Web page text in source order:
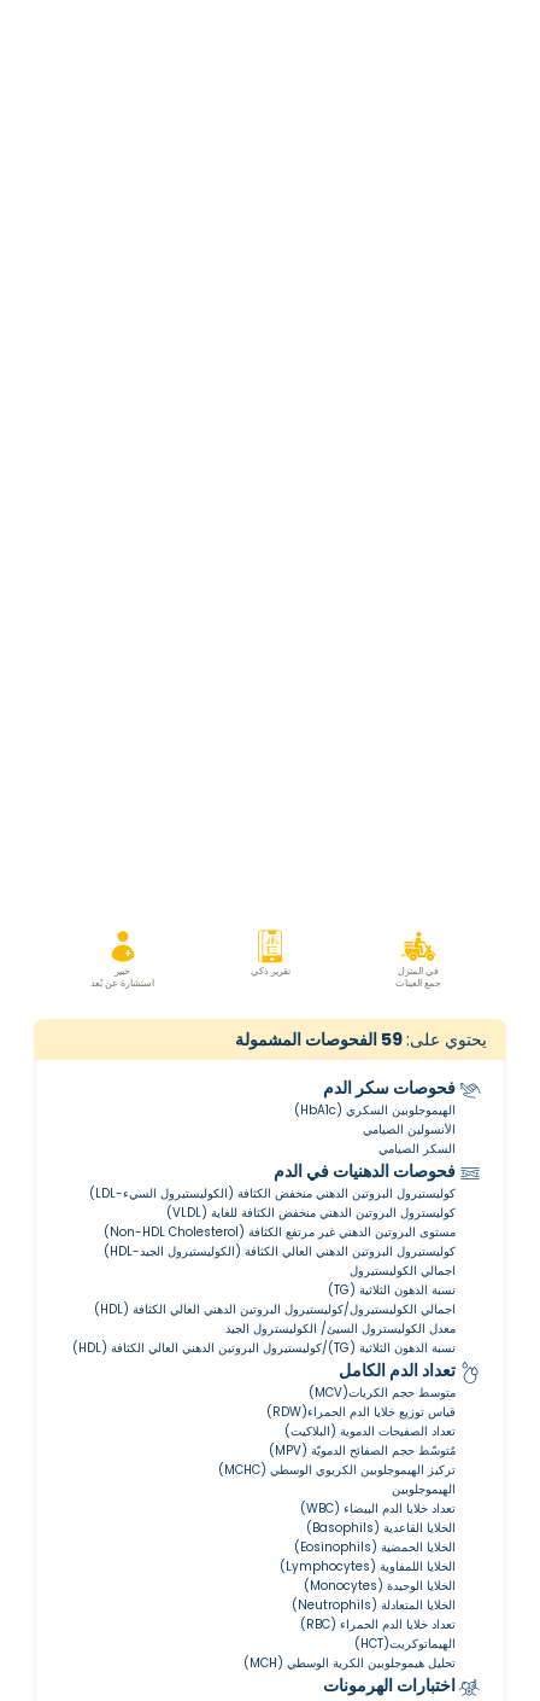
في المنزل
جمع العينات
تقرير ذكي
خبير
استشارة عن بُعد
يحتوي على:59 الفحوصات المشمولة
فحوصات سكر الدم
الهيموجلوبين السكري (HbA1c)
الأنسولين الصيامي
السكر الصيامي
فحوصات الدهنيات في الدم
كوليستيرول البروتين الدهني منخفض الكثافة (الكوليستيرول السيء-LDL)
كوليسترول البروتين الدهني منخفض الكثافة للغاية (VLDL)
مستوى البروتين الدهني غير مرتفع الكثافة (Non-HDL Cholesterol)
كوليستيرول البروتين الدهني العالي الكثافة (الكوليستيرول الجيد-HDL)
اجمالي الكوليستيرول
نسبة الدهون الثلاثية (TG)
اجمالي الكوليستيرول/كوليستيرول البروتين الدهني العالي الكثافة (HDL)
معدل الكوليسترول السيئ/ الكوليسترول الجيد
نسبة الدهون الثلاثية (TG)/كوليستيرول البروتين الدهني العالي الكثافة (HDL)
تعداد الدم الكامل
متوسط حجم الكريات(MCV)
قياس توزيع خلايا الدم الحمراء(RDW)
تعداد الصفيحات الدموية (البلاكيت)
مُتوسّط ​​حجم الصفائح الدمويّة (MPV)
تركيز الهيموجلوبين الكريوي الوسطي (MCHC)
الهيموجلوبين
تعداد خلايا الدم البيضاء (WBC)
الخلايا القاعدية (Basophils)
الخلايا الحمضية (Eosinophils)
الخلايا اللمفاوية (Lymphocytes)
الخلايا الوحيدة (Monocytes)
الخلايا المتعادلة (Neutrophils)
تعداد خلايا الدم الحمراء (RBC)
الهيماتوكريت(HCT)
تحليل هيموجلوبين الكرية الوسطي (MCH)
اختبارات الهرمونات